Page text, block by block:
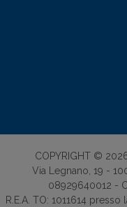
COPYRIGHT ©
Via Legnano, 19 -
08929640012 -
R.E.A. TO: 1011614